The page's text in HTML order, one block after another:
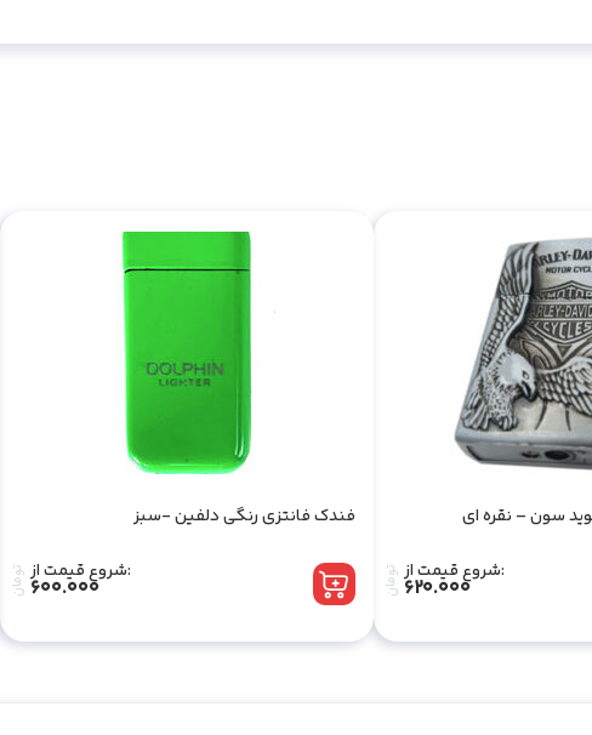
سون – نقره ای
شروع قیمت از: تومان 620.000
فندک فانتزی رنگی دلفین -سبز
شروع قیمت از: تومان 600.000